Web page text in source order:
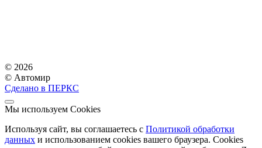
© 2026
© Автомир
Сделано в ПЕРКС
Мы используем Cookies
Используя сайт, вы соглашаетесь с Политикой обработки
данных и использованием cookies вашего браузера. Cookies